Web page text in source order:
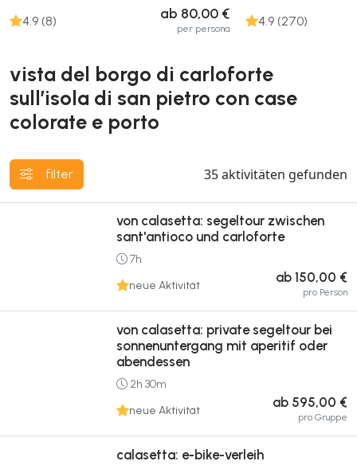
4.9 (8) ab 80,00 €
per persona 4.9 (270)
vista del borgo di carloforte
sull’isola di san pietro con case
colorate e porto
filter 35aktivitäten gefunden
von calasetta: segeltour zwischen
sant'antioco und carloforte
7h
neue Aktivität
ab 150,00 €
pro Person
von calasetta: private segeltour bei
sonnenuntergang mit aperitif oder
abendessen
2h 30m
neue Aktivität
ab 595,00 €
pro Gruppe
calasetta: e-bike-verleih